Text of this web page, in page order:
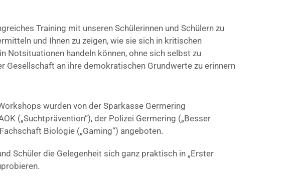
Training mit unseren Schülerinnen und Schülern zu
und Ihnen zu zeigen, wie sie sich in kritischen
Notsituationen handeln können, ohne sich selbst zu
Gesellschaft an ihre demokratischen Grundwerte zu erinnern
wurden von der Sparkasse Germering
(„Suchtprävention“), der Polizei Germering („Besser
Biologie („Gaming“) angeboten.
Schüler die Gelegenheit sich ganz praktisch in „Erster